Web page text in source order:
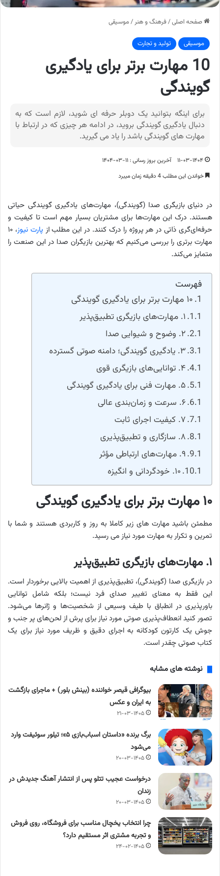
صفحه اصلی/فرهنگ و هنر/موسیقی
موسیقی تولید و تجارت
10 مهارت برتر برای یادگیری
گویندگی
برای اینگه بتوانید یک دوبلر حرفه ای شوید، لازم است که به
دنبال یادگیری گویندگی بروید، در ادامه هر چیزی که در ارتباط با
مهارت های گویندگی باشد را یاد می گیرید.
۱۱-۰۳-۱۴۰۴
آخرین بروز رسانی : ۱۱-۰۳-۱۴۰۴
خواندن این مطلب 4 دقیقه زمان میبرد
در دنیای بازیگری صدا (گویندگی)، مهارت‌های یادگیری گویندگی حیاتی
هستند. درک این مهارت‌ها برای مشتریان بسیار مهم است تا کیفیت و
حرفه‌ای‌گری ذاتی در هر پروژه را درک کنند. در این مطلب از پارت نیوز ، ۱۰
مهارت برتری را بررسی می‌کنیم که بهترین بازیگران صدا در این صنعت را
متمایز می‌کند.
فهرست
۱۰ مهارت برتر برای یادگیری گویندگی
۱. مهارت‌های بازیگری تطبیق‌پذیر
۲. وضوح و شیوایی صدا
۳. یادگیری گویندگی؛ دامنه صوتی گسترده
۴. توانایی‌های بازیگری قوی
۵. مهارت فنی برای یادگیری گویندگی
۶. سرعت و زمان‌بندی عالی
۷. کیفیت اجرای ثابت
۸. سازگاری و تطبیق‌پذیری
۹. مهارت‌های ارتباطی مؤثر
۱۰. خودگردانی و انگیزه
۱۰ مهارت برتر برای یادگیری گویندگی
مطمئن باشید مهارت های زیر کاملا به روز و کاربردی هستند و شما با
تمرین و تکرار به مهارت مورد نیاز می رسید.
۱. مهارت‌های بازیگری تطبیق‌پذیر
در بازیگری صدا (گویندگی)، تطبیق‌پذیری از اهمیت بالایی برخوردار است.
این فقط به معنای تغییر صدای فرد نیست؛ بلکه شامل توانایی
باورپذیری در انطباق با طیف وسیعی از شخصیت‌ها و ژانرها می‌شود.
تصور کنید انعطاف‌پذیری صوتی مورد نیاز برای پرش از لحن‌های پر جنب و
جوش یک کارتون کودکانه به اجرای دقیق و ظریف مورد نیاز برای یک
کتاب صوتی چقدر است.
نوشته های مشابه
بیوگرافی قیصر خواننده (بینش بلور) + ماجرای بازگشت
به ایران و عکس
۲۱-۰۳-۱۴۰۵
برگ برنده «داستان اسباب‌بازی ۵»؛ تیلور سوئیفت وارد
می‌شود
۲۰-۰۳-۱۴۰۵
درخواست عجیب تتلو پس از انتشار آهنگ جدیدش در
زندان
۲۰-۰۳-۱۴۰۵
چرا انتخاب یخچال مناسب برای فروشگاه، روی فروش
و تجربه مشتری اثر مستقیم دارد؟
۲۴-۰۲-۱۴۰۵